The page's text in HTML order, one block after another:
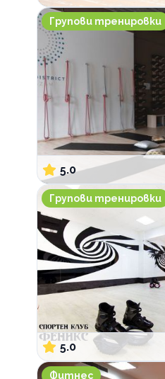
Yoga District Шазам
Групови тренировки
5.0
Спортен клуб Феникс
Групови тренировки
5.0
Атлетик Янко Сакъзов
Фитнес